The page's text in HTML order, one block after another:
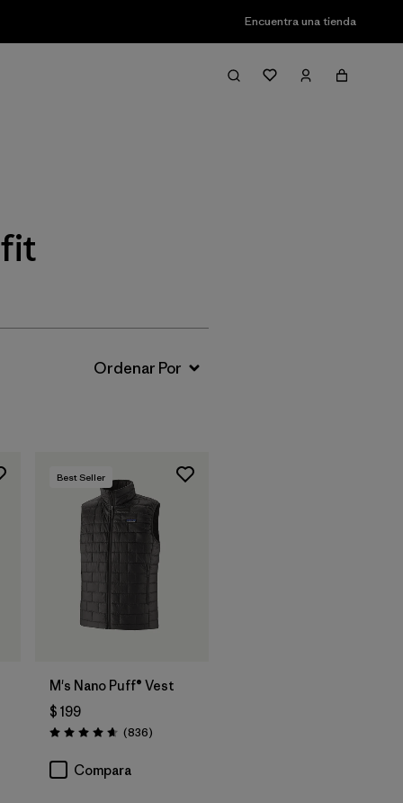
Encuentra una tienda
Filter & Sort
Best Seller
M's Nano Puff® Vest
$ 199
Valoración: 4.7 / 5
(836Comentarios
)
Compara